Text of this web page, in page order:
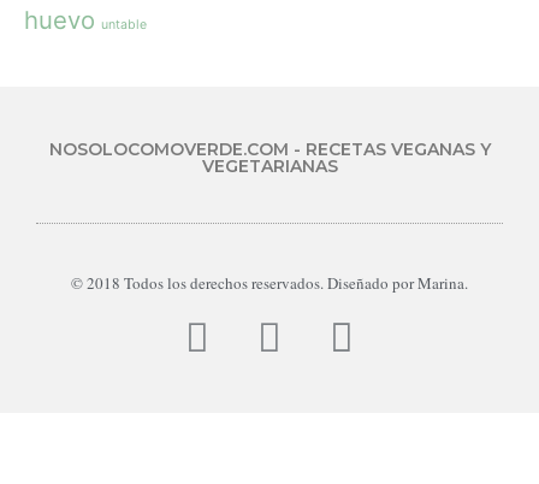
huevo untable
NOSOLOCOMOVERDE.COM - RECETAS VEGANAS Y
VEGETARIANAS
© 2018 Todos los derechos reservados. Diseñado por Marina.